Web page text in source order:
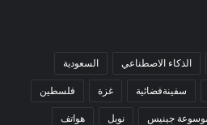
الذكاء الاصطناعي السعودية
سفينةفضائية غزة فلسطين
جينيس نوبل هواتف